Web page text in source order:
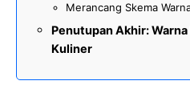
Merancang Skema
Penutupan Akhir:
Kuliner